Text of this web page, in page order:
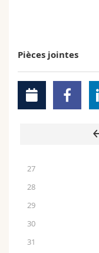
Pièces jointes
27
28
29
30
31